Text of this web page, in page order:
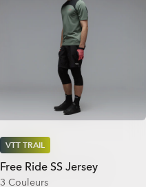
VTT TRAIL
Free Ride SS Jersey
3 Couleurs